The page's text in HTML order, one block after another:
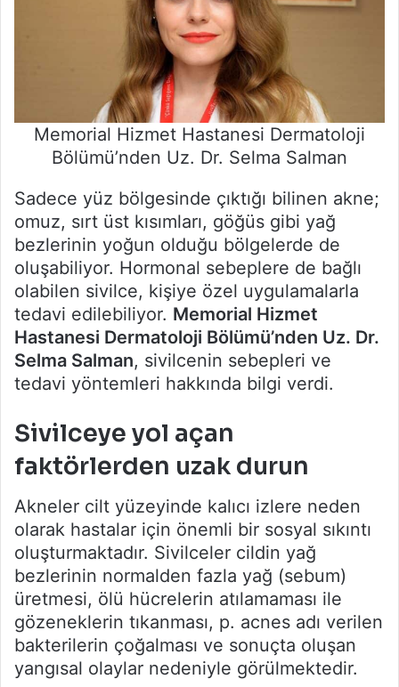
Memorial Hizmet Hastanesi Dermatoloji
Bölümü’nden Uz. Dr. Selma Salman
Sadece yüz bölgesinde çıktığı bilinen akne;
omuz, sırt üst kısımları, göğüs gibi yağ
bezlerinin yoğun olduğu bölgelerde de
oluşabiliyor. Hormonal sebeplere de bağlı
olabilen sivilce, kişiye özel uygulamalarla
tedavi edilebiliyor. Memorial Hizmet
Hastanesi Dermatoloji Bölümü’nden Uz. Dr.
Selma Salman, sivilcenin sebepleri ve
tedavi yöntemleri hakkında bilgi verdi.
Sivilceye yol açan
faktörlerden uzak durun
Akneler cilt yüzeyinde kalıcı izlere neden
olarak hastalar için önemli bir sosyal sıkıntı
oluşturmaktadır. Sivilceler cildin yağ
bezlerinin normalden fazla yağ (sebum)
üretmesi, ölü hücrelerin atılamaması ile
gözeneklerin tıkanması, p. acnes adı verilen
bakterilerin çoğalması ve sonuçta oluşan
yangısal olaylar nedeniyle görülmektedir.